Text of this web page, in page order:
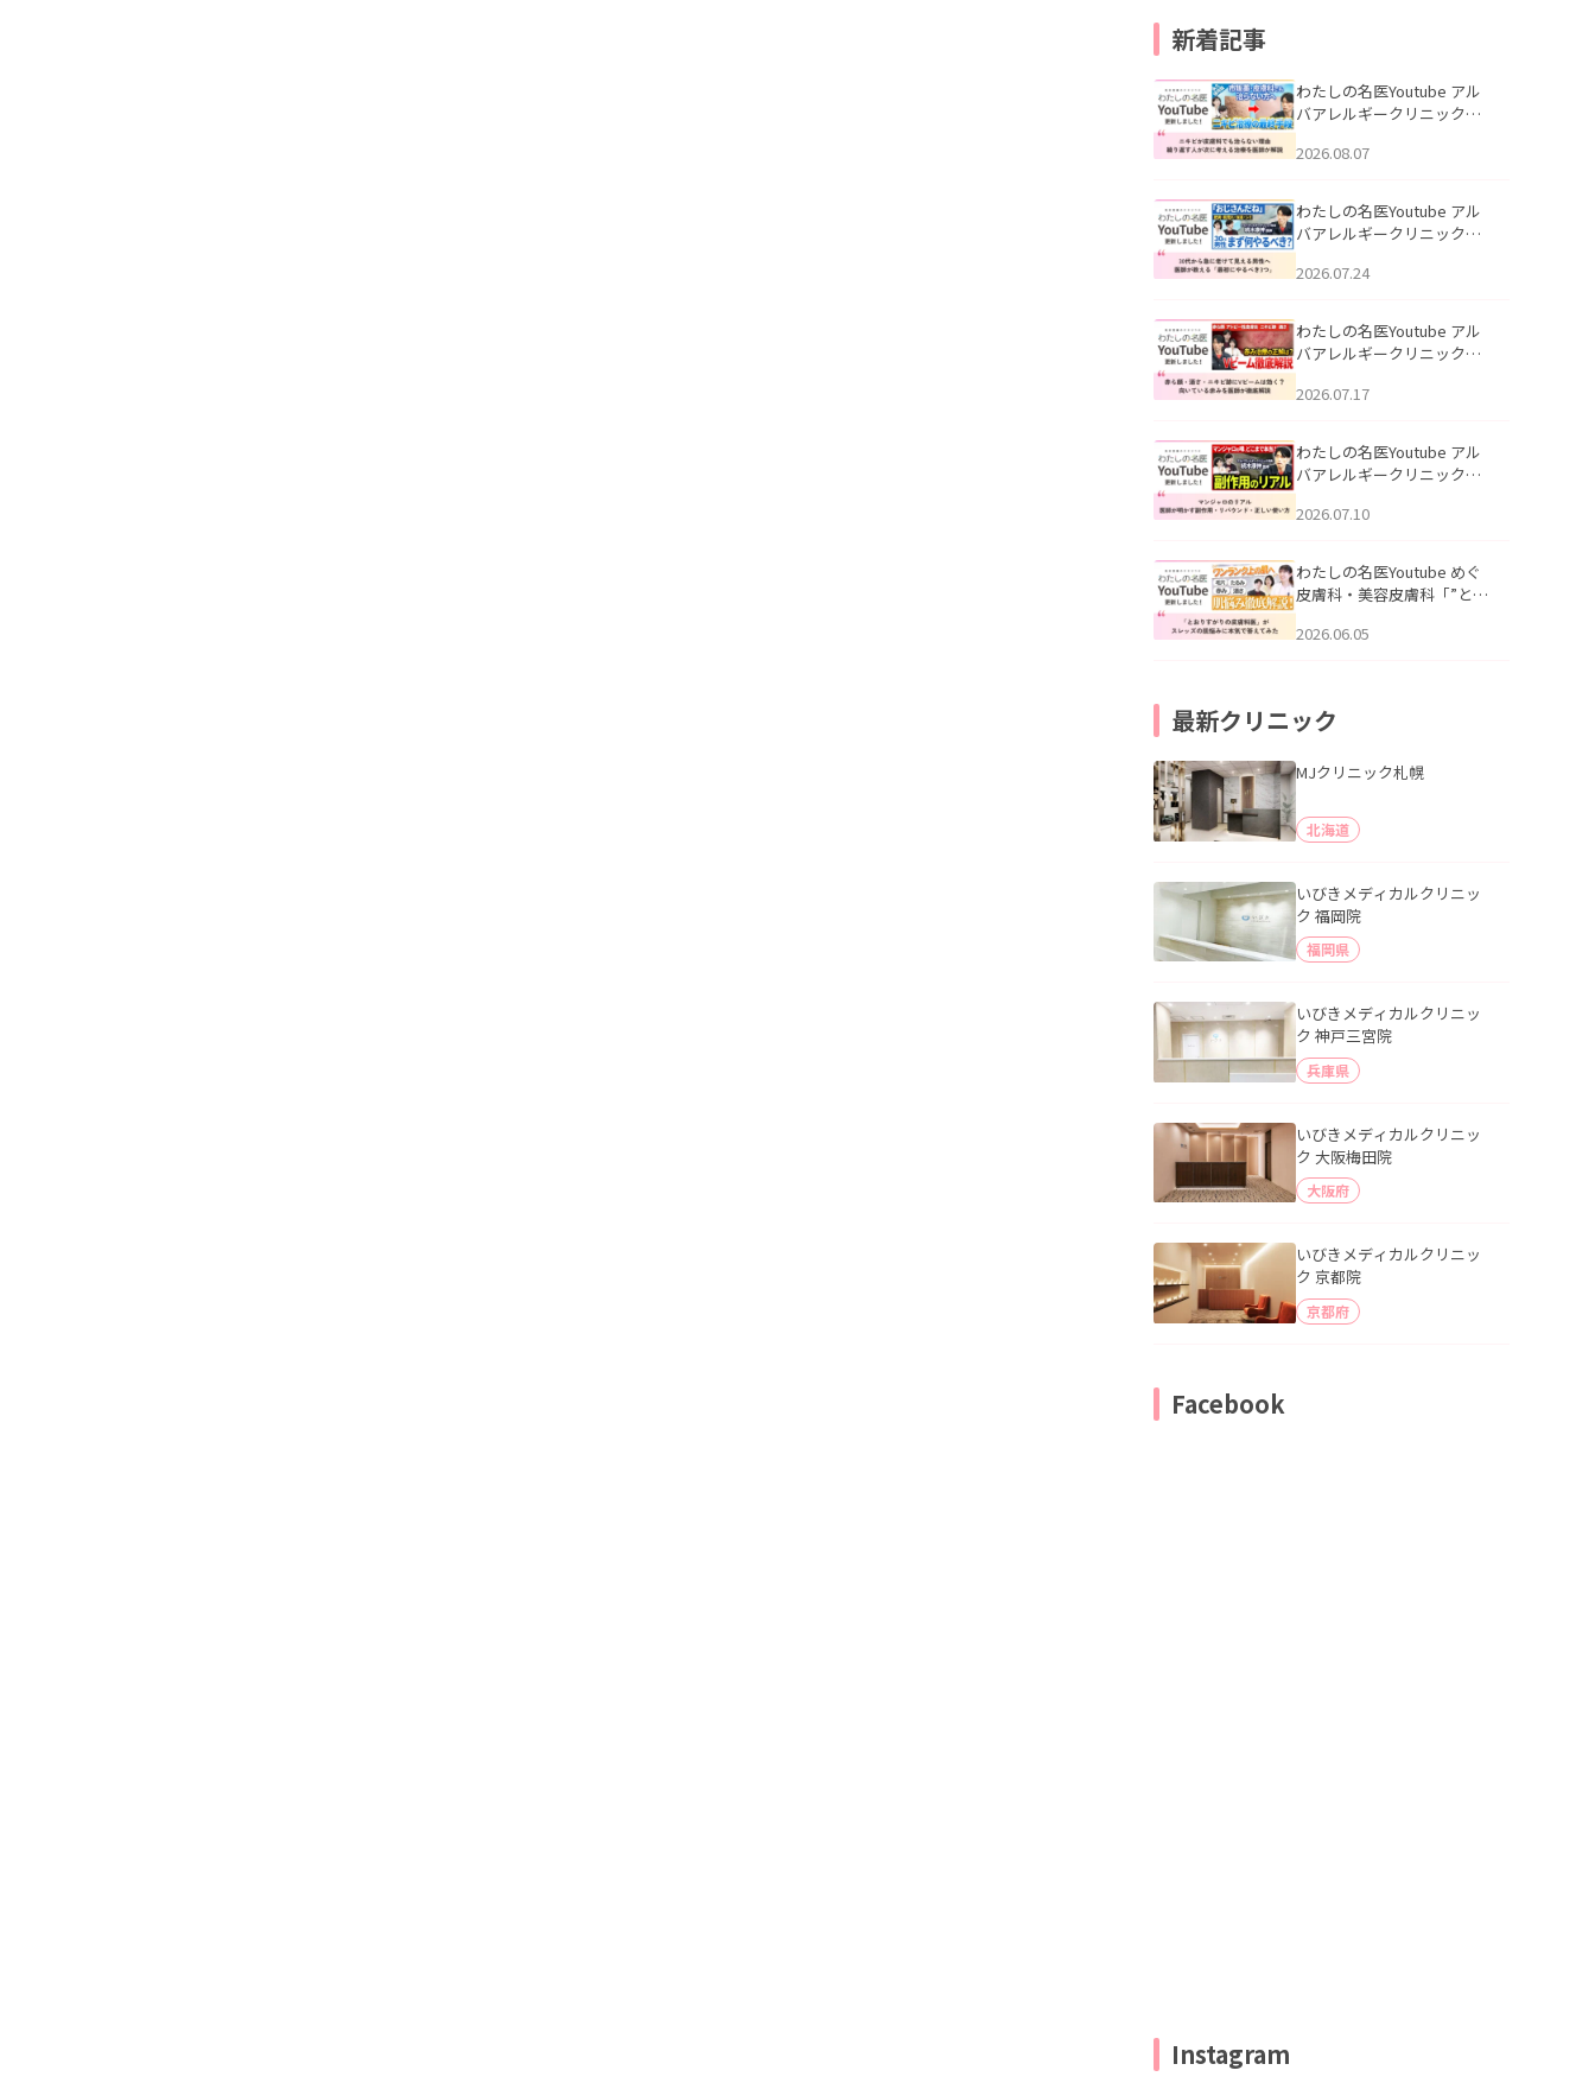
新着記事
わたしの名医Youtube アル
バアレルギークリニック札
らない理由｜繰り返す人が
説」を公開いたしました。
2026.08.07
わたしの名医Youtube アル
バアレルギークリニック札
える男性へ｜医師が教える
公開いたしました。
2026.07.24
わたしの名医Youtube アル
バアレルギークリニック札
跡にVビームは効く？向いて
説」を公開いたしました。
2026.07.17
わたしの名医Youtube アル
バアレルギークリニック札
医師が明かす副作用・リバ
公開いたしました。
2026.07.10
わたしの名医Youtube めぐ
皮膚科・美容皮膚科「”とお
ッズの肌悩みに本気で答え
2026.06.05
最新クリニック
MJクリニック札幌
北海道
いびきメディカルクリニッ
ク 福岡院
福岡県
いびきメディカルクリニッ
ク 神戸三宮院
兵庫県
いびきメディカルクリニッ
ク 大阪梅田院
大阪府
いびきメディカルクリニッ
ク 京都院
京都府
Facebook
Instagram